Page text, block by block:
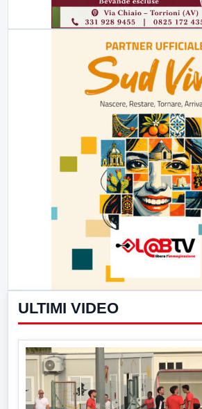
ULTIMI VIDEO